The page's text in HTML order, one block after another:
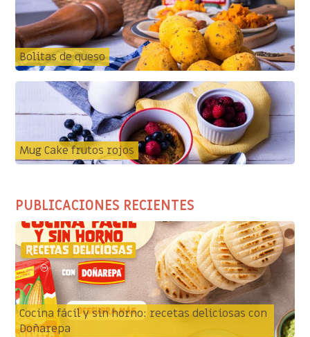
Bolitas de queso
Mug Cake frutos rojos
PUBLICACIONES RECIENTES
Cocina fácil y sin horno: recetas deliciosas con
Doñarepa